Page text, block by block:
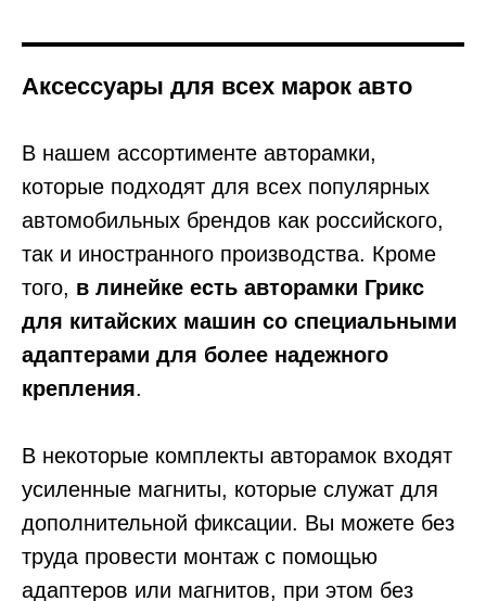
Аксессуары для всех марок авто
В нашем ассортименте авторамки,
которые подходят для всех популярных
автомобильных брендов как российского,
так и иностранного производства. Кроме
того, в линейке есть авторамки Грикс
для китайских машин со специальными
адаптерами для более надежного
крепления.
В некоторые комплекты авторамок входят
усиленные магниты, которые служат для
дополнительной фиксации. Вы можете без
труда провести монтаж с помощью
адаптеров или магнитов, при этом без